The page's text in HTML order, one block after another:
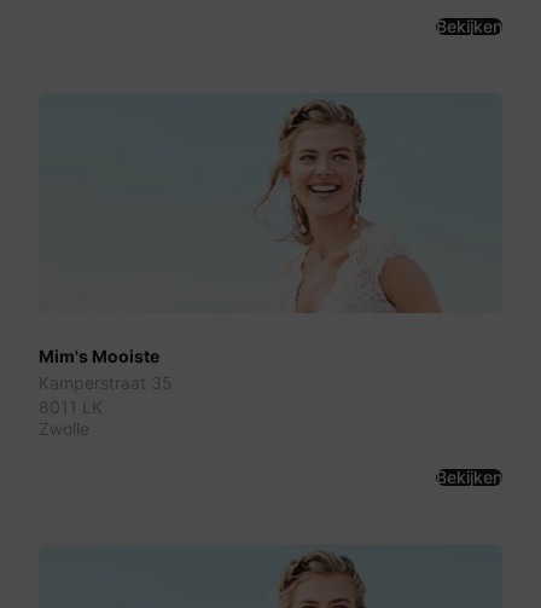
Bekijken
Mim's Mooiste
Kamperstraat 35
8011 LK
Zwolle
Bekijken